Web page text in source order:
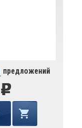
предложений